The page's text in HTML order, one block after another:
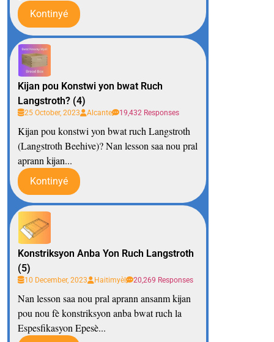
Kontinyé
Kijan pou Konstwi yon bwat Ruch
Langstroth? (4)
25 October, 2023 Alcante 19,432 Responses
Kijan pou konstwi yon bwat ruch Langstroth
(Langstroth Beehive)? Nan lesson saa nou pral
aprann kijan...
Kontinyé
Konstriksyon Anba Yon Ruch Langstroth
(5)
10 December, 2023 Haitimyèl 20,269 Responses
Nan lesson saa nou pral aprann ansanm kijan
pou nou fè konstriksyon anba bwat ruch la
Espesfikasyon Epesè...